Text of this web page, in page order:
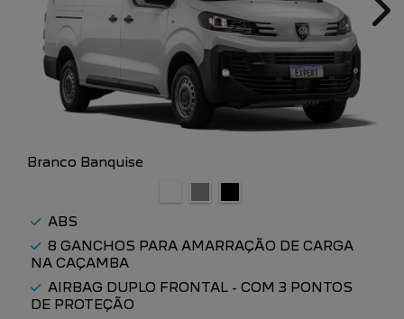
Branco Banquise
ABS
8 GANCHOS PARA AMARRAÇÃO DE CARGA
NA CAÇAMBA
AIRBAG DUPLO FRONTAL - COM 3 PONTOS
DE PROTEÇÃO